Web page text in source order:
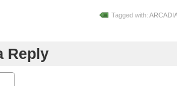
Tagged with:
Reply